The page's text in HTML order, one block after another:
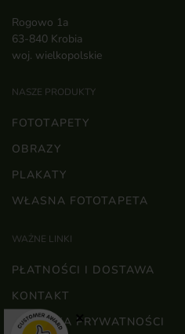
Rogowo 1a
63-840 Krobia
woj. wielkopolskie
NASZE PRODUKTY
FOTOTAPETY
OBRAZY
PLAKATY
WŁASNA FOTOTAPETA
WAŻNE LINKI
PŁATNOŚCI I DOSTAWA
KONTAKT
POLITYKA PRYWATNOŚCI
×